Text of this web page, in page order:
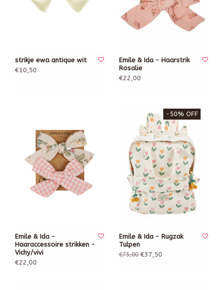
strikje ewa antique wit
€10,50
Emile & Ida - Haarstrik
Rosalie
€22,00
Emile & Ida -
Haaraccessoire strikken -
Vichy/vivi
€22,00
-50% OFF
Emile & Ida - Rugzak
Tulpen
€75,00 €37,50